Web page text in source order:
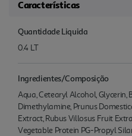
Características
Quantidade Liquida
0.4 LT
Ingredientes/Composição
Aqua, Cetearyl Alcohol,
Dimethylamine, Prunus
Extract, Rubus Villosus Fruit
Vegetable Protein PG-Propyl